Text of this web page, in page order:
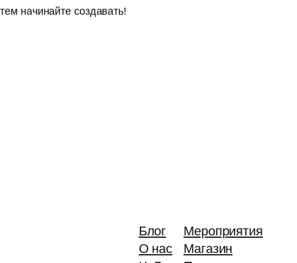
начинайте создавать!
Блог
О нас
Мероприятия
Магазин